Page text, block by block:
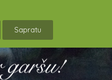
Sapratu